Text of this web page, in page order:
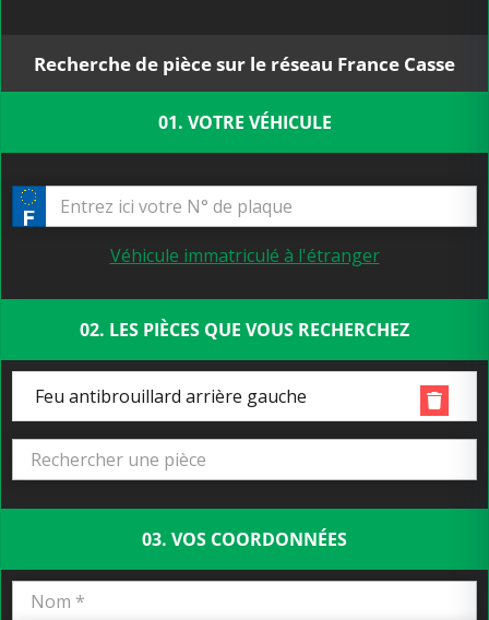
Recherche de pièce sur le réseau France Casse
01. VOTRE VÉHICULE
Véhicule immatriculé à l'étranger
02. LES PIÈCES QUE VOUS RECHERCHEZ
Feu antibrouillard arrière gauche
03. VOS COORDONNÉES